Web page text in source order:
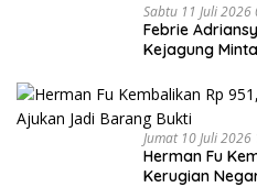
Sabtu 11 Juli 2026
Febrie
Kejagung
Jumat 10 Juli 2026
Herman Fu
Kerugian